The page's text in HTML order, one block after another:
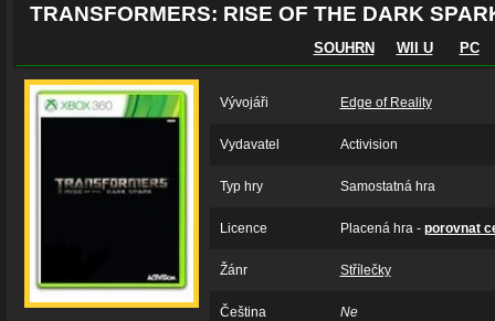
TRANSFORMERS: RISE OF THE DARK
SOUHRN WII U PC
Vývojáři Edge of Reality
Vydavatel Activision
Typ hry Samostatná hra
Licence Placená hra - porovnat
Žánr Střílečky
Čeština Ne